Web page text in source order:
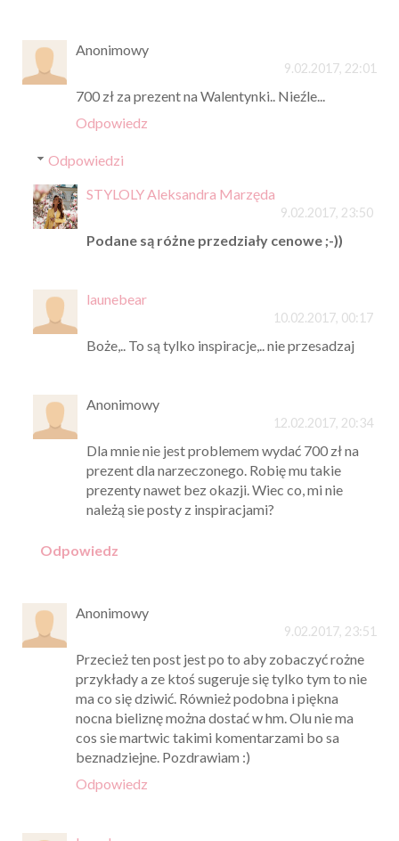
Anonimowy
9.02.2017, 22:01
700 zł za prezent na Walentynki.. Nieźle...
Odpowiedz
Odpowiedzi
STYLOLY Aleksandra Marzęda
9.02.2017, 23:50
Podane są różne przedziały cenowe ;-))
launebear
10.02.2017, 00:17
Boże,.. To są tylko inspiracje,.. nie przesadzaj
Anonimowy
12.02.2017, 20:34
Dla mnie nie jest problemem wydać 700 zł na
prezent dla narzeczonego. Robię mu takie
prezenty nawet bez okazji. Wiec co, mi nie
należą sie posty z inspiracjami?
Odpowiedz
Anonimowy
9.02.2017, 23:51
Przecież ten post jest po to aby zobaczyć rożne
przykłady a ze ktoś sugeruje się tylko tym to nie
ma co się dziwić. Również podobna i piękna
nocna bieliznę można dostać w hm. Olu nie ma
cos sie martwic takimi komentarzami bo sa
beznadziejne. Pozdrawiam :)
Odpowiedz